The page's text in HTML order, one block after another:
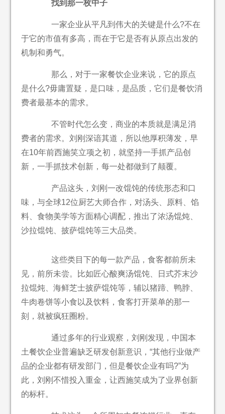
找到那一枚中子
一家企业从平凡到伟大的关键是什么?不在
于它的市值有多高，而在于它是否有从原点出发的
机制和勇气。
那么，对于一家餐饮企业来说，它的原点
是什么?毋庸置疑，是口味，是品质，它们是餐饮消
费者最基本的需求。
不管时代怎么变，商业的本质就是满足消
费者的需求。刘刚深谙其道，所以他厚积薄发，早
在10年前西施笑立项之初，就坚持一手抓产品创
新，一手抓技术创新，每一处都做到了颠覆。
产品这头，刘刚一改馄饨的传统形态和口
味，与全球12位厨艺大师合作，对汤头、原料、馅
料、食物美学等方面精心调配，推出了浓汤馄炖、
沙拉馄饨、披萨馄饨等三大品类。
这些类目下的每一款产品，食客都前所未
见，前所未尝。比如匠心酸爽汤馄饨、日式芥末沙
拉馄炖、海鲜芝士披萨馄饨等，辅以猪蹄、鸭脖、
牛肉卷饼等小食以及饮料，食客打开菜单的那一
刻，就被疯狂圈粉。
通过多年的行业观察，刘刚发现，中国本
土餐饮企业普遍缺乏研发创新意识，“其他行业做产
品的企业都有研发部门，但是餐饮企业有吗?”为
此，刘刚不惜投入重金，让西施笑成为了业界创新
的标杆。